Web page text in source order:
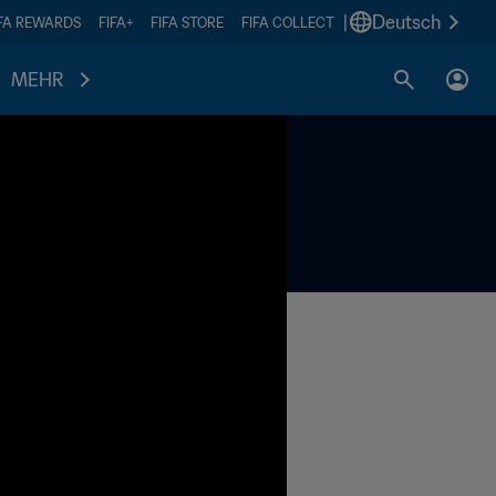
REWARDS FIFA+ FIFA STORE FIFA COLLECT Deutsch
MEHR